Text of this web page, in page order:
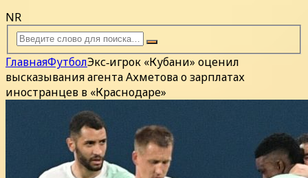
NR
ГлавнаяФутболЭкс‑игрок «Кубани» оценил
высказывания агента Ахметова о зарплатах
иностранцев в «Краснодаре»